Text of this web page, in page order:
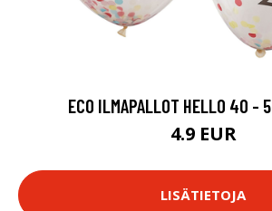
ECO ILMAPALLOT HELLO 40 -
4.9 EUR
LISÄTIETOJA